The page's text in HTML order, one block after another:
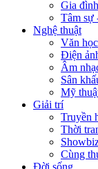
Gia
Tâm sự
Nghệ thuật
Văn học
Điện
Âm
Sân
Mỹ
Giải trí
Truyền
Thời
Cùng
Đời sống